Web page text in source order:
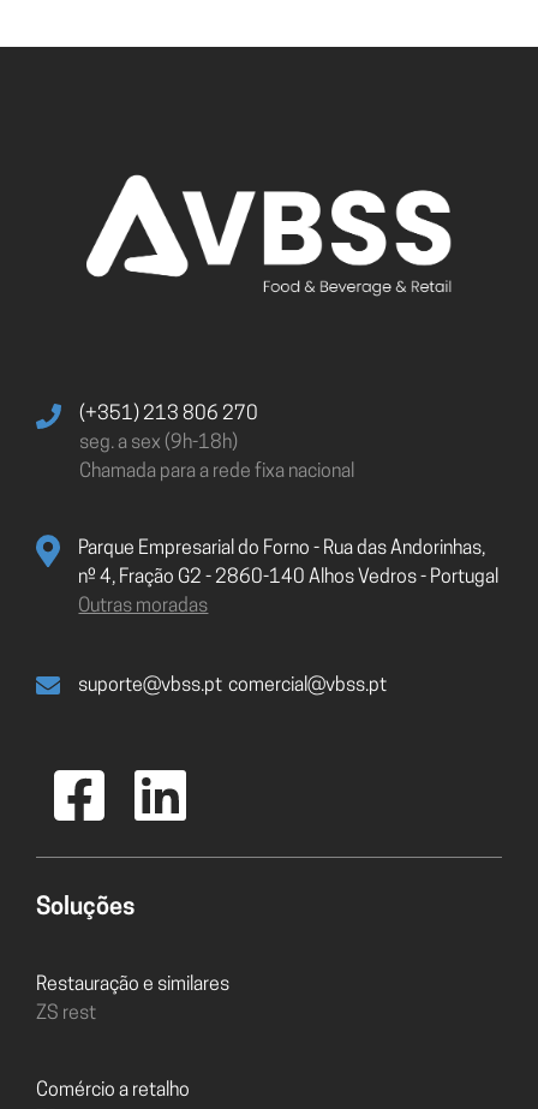
(+351) 213 806 270
seg. a sex (9h-18h)
Chamada para a rede fixa nacional
Parque Empresarial do Forno - Rua das Andorinhas,
nº 4, Fração G2 - 2860-140 Alhos Vedros - Portugal
Outras moradas
suporte@vbss.pt comercial@vbss.pt
Soluções
Restauração e similares
ZS rest
Comércio a retalho